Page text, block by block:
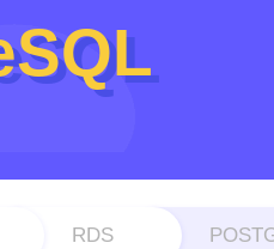
RDS